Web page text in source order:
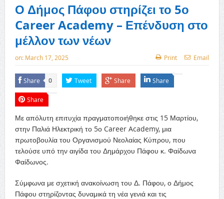
Ο Δήμος Πάφου στηρίζει το 5ο
Career Academy – Επένδυση στο
μέλλον των νέων
on: March 17, 2025 Print Email
Share 0 Tweet Share Share
Share
Με απόλυτη επιτυχία πραγματοποιήθηκε στις 15 Μαρτίου,
στην Παλιά Ηλεκτρική το 5ο Career Academy, μια
πρωτοβουλία του Οργανισμού Νεολαίας Κύπρου, που
τελούσε υπό την αιγίδα του Δημάρχου Πάφου κ. Φαίδωνα
Φαίδωνος.
Σύμφωνα με σχετική ανακοίνωση του Δ. Πάφου, ο Δήμος
Πάφου στηρίζοντας δυναμικά τη νέα γενιά και τις